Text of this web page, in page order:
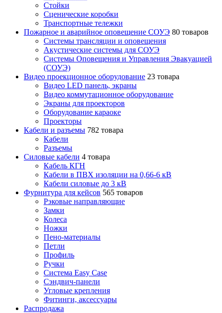
Стойки
Сценические коробки
Транспортные тележки
Пожарное и аварийное оповещение СОУЭ 80 товаров
Cистемы трансляции и оповещения
Акустические системы для СОУЭ
Системы Оповещения и Управления Эвакуацией
(СОУЭ)
Видео проекционное оборудование 23 товара
Видео LED панель, экраны
Видео коммутационное оборудование
Экраны для проекторов
Оборудование караоке
Проекторы
Кабели и разъемы 782 товара
Кабели
Разъемы
Силовые кабели 4 товара
Кабель КГН
Кабели в ПВХ изоляции на 0,66-6 кВ
Кабели силовые до 3 кВ
Фурнитура для кейсов 565 товаров
Рэковые направляющие
Замки
Колеса
Ножки
Пено-материалы
Петли
Профиль
Ручки
Система Easy Case
Сэндвич-панели
Угловые крепления
Фитинги, аксессуары
Распродажа